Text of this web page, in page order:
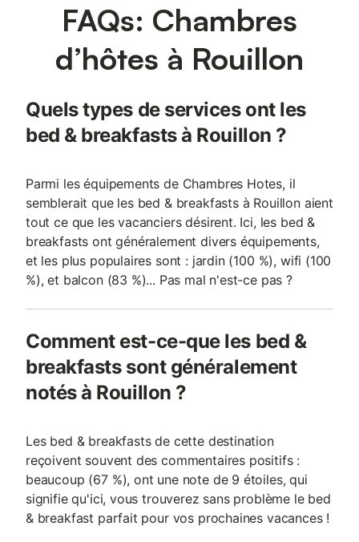
FAQs: Chambres
d’hôtes à Rouillon
Quels types de services ont les
bed & breakfasts à Rouillon ?
Parmi les équipements de Chambres Hotes, il
semblerait que les bed & breakfasts à Rouillon aient
tout ce que les vacanciers désirent. Ici, les bed &
breakfasts ont généralement divers équipements,
et les plus populaires sont : jardin (100 %), wifi (100
%), et balcon (83 %)... Pas mal n'est-ce pas ?
Comment est-ce-que les bed &
breakfasts sont généralement
notés à Rouillon ?
Les bed & breakfasts de cette destination
reçoivent souvent des commentaires positifs :
beaucoup (67 %), ont une note de 9 étoiles, qui
signifie qu'ici, vous trouverez sans problème le bed
& breakfast parfait pour vos prochaines vacances !